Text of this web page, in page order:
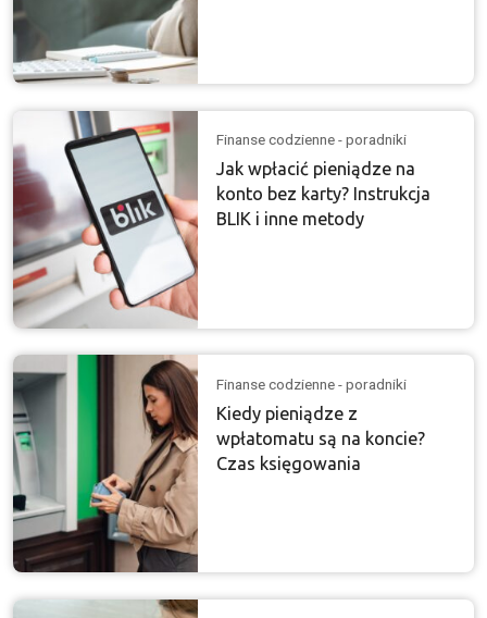
Finanse codzienne - poradniki
Jak wpłacić pieniądze na
konto bez karty? Instrukcja
BLIK i inne metody
Finanse codzienne - poradniki
Kiedy pieniądze z
wpłatomatu są na koncie?
Czas księgowania